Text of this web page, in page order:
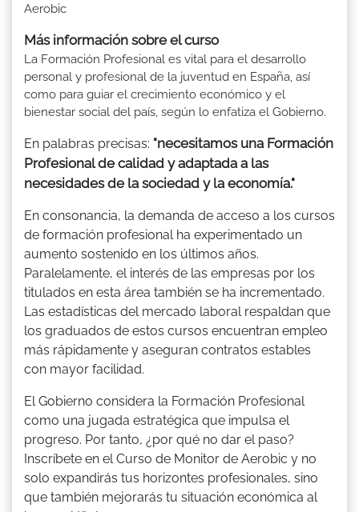
Aerobic
Más información sobre el curso
La Formación Profesional es vital para el desarrollo
personal y profesional de la juventud en España, así
como para guiar el crecimiento económico y el
bienestar social del país, según lo enfatiza el Gobierno.
En palabras precisas: "necesitamos una Formación
Profesional de calidad y adaptada a las
necesidades de la sociedad y la economía."
En consonancia, la demanda de acceso a los cursos
de formación profesional ha experimentado un
aumento sostenido en los últimos años.
Paralelamente, el interés de las empresas por los
titulados en esta área también se ha incrementado.
Las estadísticas del mercado laboral respaldan que
los graduados de estos cursos encuentran empleo
más rápidamente y aseguran contratos estables
con mayor facilidad.
El Gobierno considera la Formación Profesional
como una jugada estratégica que impulsa el
progreso. Por tanto, ¿por qué no dar el paso?
Inscríbete en el Curso de Monitor de Aerobic y no
solo expandirás tus horizontes profesionales, sino
que también mejorarás tu situación económica al